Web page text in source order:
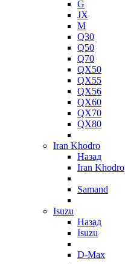
G
JX
M
Q30
Q50
Q70
QX50
QX55
QX56
QX60
QX70
QX80
Iran Khodro
Назад
Iran Khodro
Samand
Isuzu
Назад
Isuzu
D-Max